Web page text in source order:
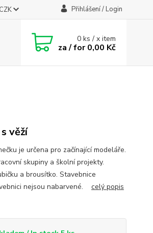
CZK Přihlášení / Login
0ks / x item
za / for0,00 Kč
věží
je určena pro začínající modeláře.
skupiny a školní projekty.
a brousítko. Stavebnice
nejsou nabarvené. celý popis